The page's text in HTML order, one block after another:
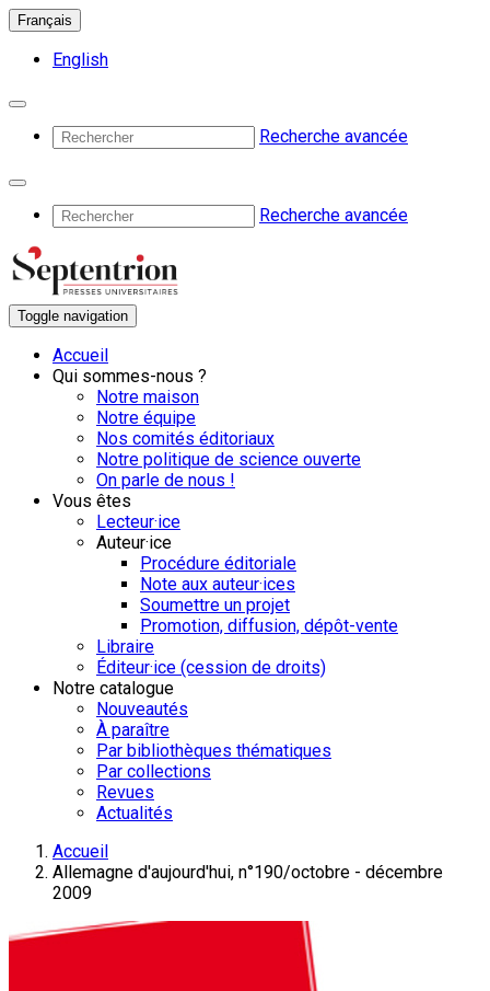
Français
English
Recherche avancée
Recherche avancée
Toggle navigation
Accueil
Qui sommes-nous ?
Notre maison
Notre équipe
Nos comités éditoriaux
Notre politique de science ouverte
On parle de nous !
Vous êtes
Lecteur·ice
Auteur·ice
Procédure éditoriale
Note aux auteur·ices
Soumettre un projet
Promotion, diffusion, dépôt-vente
Libraire
Éditeur·ice (cession de droits)
Notre catalogue
Nouveautés
À paraître
Par bibliothèques thématiques
Par collections
Revues
Actualités
Accueil
Allemagne d'aujourd'hui, n°190/octobre - décembre
2009